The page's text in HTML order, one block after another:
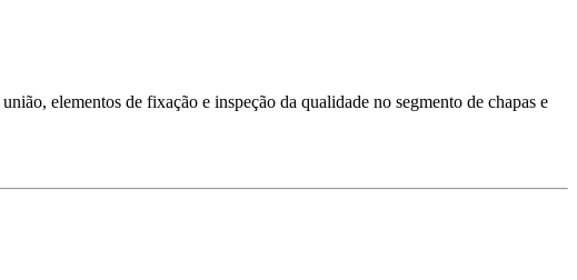
elementos de fixação e inspeção da qualidade no segmento de chapas e